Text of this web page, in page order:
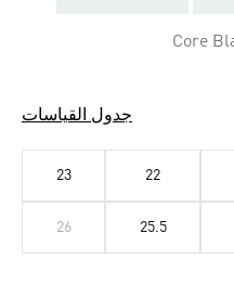
Core
جدول القياسات
22
23
25.5
26